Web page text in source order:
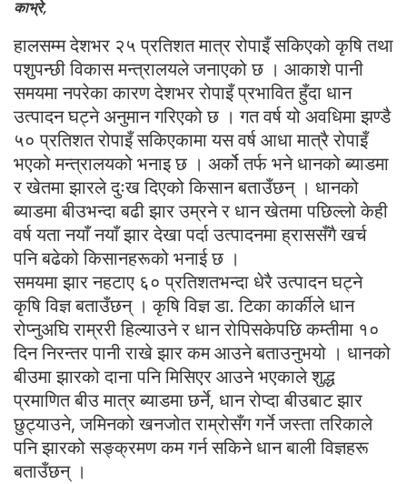
काभ्रे,
हालसम्म देशभर २५ प्रतिशत मात्र रोपाइँ सकिएको कृषि तथा
पशुपन्छी विकास मन्त्रालयले जनाएको छ । आकाशे पानी
समयमा नपरेका कारण देशभर रोपाइँ प्रभावित हुँदा धान
उत्पादन घट्ने अनुमान गरिएको छ । गत वर्ष यो अवधिमा झण्डै
५० प्रतिशत रोपाइँ सकिएकामा यस वर्ष आधा मात्रै रोपाइँ
भएको मन्त्रालयको भनाइ छ । अर्को तर्फ भने धानको ब्याडमा
र खेतमा झारले दुःख दिएको किसान बताउँछन् । धानको
ब्याडमा बीउभन्दा बढी झार उम्रने र धान खेतमा पछिल्लो केही
वर्ष यता नयाँ नयाँ झार देखा पर्दा उत्पादनमा ह्राससँगै खर्च
पनि बढेको किसानहरूको भनाई छ ।
समयमा झार नहटाए ६० प्रतिशतभन्दा धेरै उत्पादन घट्ने
कृषि विज्ञ बताउँछन् । कृषि विज्ञ डा. टिका कार्कीले धान
रोप्नुअघि राम्ररी हिल्याउने र धान रोपिसकेपछि कम्तीमा १०
दिन निरन्तर पानी राखे झार कम आउने बताउनुभयो । धानको
बीउमा झारको दाना पनि मिसिएर आउने भएकाले शुद्ध
प्रमाणित बीउ मात्र ब्याडमा छर्ने, धान रोप्दा बीउबाट झार
छुट्याउने, जमिनको खनजोत राम्रोसँग गर्ने जस्ता तरिकाले
पनि झारको सङ्क्रमण कम गर्न सकिने धान बाली विज्ञहरू
बताउँछन् ।